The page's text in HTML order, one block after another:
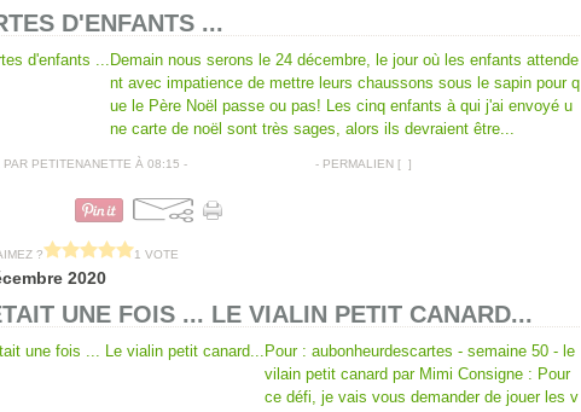
D'ENFANTS ...
Demain nous serons le 24 décembre, le jour où les enfants attende
nt avec impatience de mettre leurs chaussons sous le sapin pour q
ue le Père Noël passe ou pas! Les cinq enfants à qui j'ai envoyé u
ne carte de noël sont très sages, alors ils devraient être...
PAR PETITENANETTE À 08:15 - - PERMALIEN [# ]
? 1 VOTE
2020
UNE FOIS ... LE VIALIN PETIT CANARD...
Pour : aubonheurdescartes - semaine 50 - le
vilain petit canard par Mimi Consigne : Pour
ce défi, je vais vous demander de jouer les v